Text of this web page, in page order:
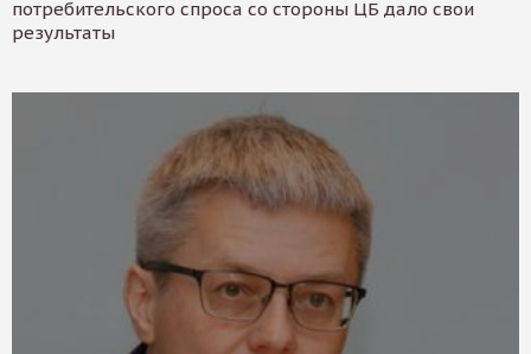
потребительского спроса со стороны ЦБ дало свои
результаты